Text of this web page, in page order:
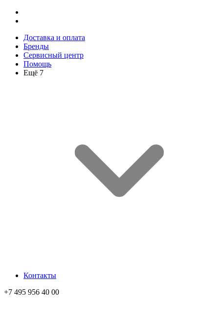
Доставка и оплата
Бренды
Сервисный центр
Помощь
Ещё 7
Контакты
+7 495 956 40 00